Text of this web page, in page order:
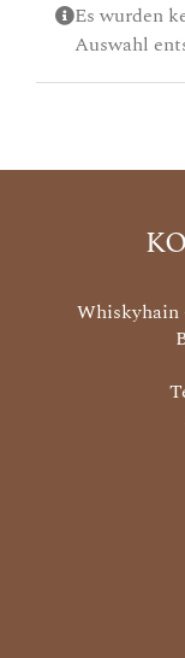
Es wurden
Auswahl
Whiskyhain